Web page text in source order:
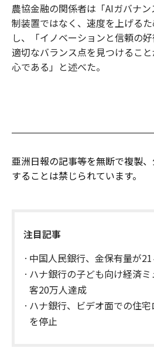
農協金融の関係者は「AIガバナ
制装置ではなく、速度を上げる
し、「イノベーションと信頼の
適切なバランス点を見つけるこ
心である」と述べた。
亜洲日報の記事等を無断で複製
することは禁じられています。
注目記事
中国人民銀行、金保有量が
ハナ銀行の子ども向け経済
客20万人達成
ハナ銀行、ビデオ面での住
を停止